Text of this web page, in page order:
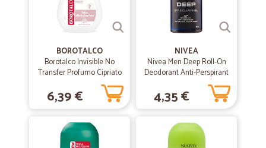
BOROTALCO
Borotalco Invisible No
Transfer Profumo Cipriato
Deo Roll On 50 ml.
6,39 €
NIVEA
Nivea Men Deep Roll-On
Deodorant Anti-Perspirant
4,35 €